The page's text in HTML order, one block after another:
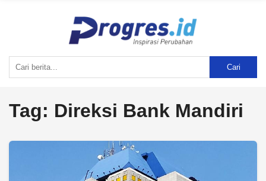
Cari
Tag: Direksi Bank Mandiri